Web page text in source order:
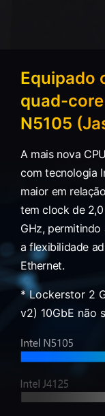
Equipado
quad-
N5105
A mais nova
com tecnologia
maior em
tem clock de
GHz,
a flexibilidade
Ethernet.
* Lockerstor 2
v2) 10GbE não